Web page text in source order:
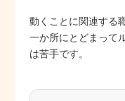
動くことに関連する
一か所にとどまって
は苦手です。